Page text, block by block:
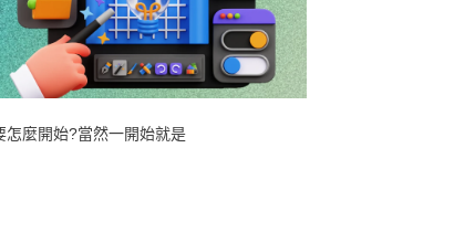
麼開始?當然一開始就是